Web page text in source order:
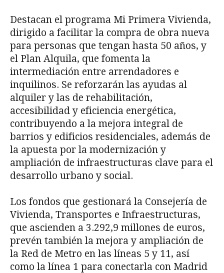
Destacan el programa Mi Primera Vivienda,
dirigido a facilitar la compra de obra nueva
para personas que tengan hasta 50 años, y
el Plan Alquila, que fomenta la
intermediación entre arrendadores e
inquilinos. Se reforzarán las ayudas al
alquiler y las de rehabilitación,
accesibilidad y eficiencia energética,
contribuyendo a la mejora integral de
barrios y edificios residenciales, además de
la apuesta por la modernización y
ampliación de infraestructuras clave para el
desarrollo urbano y social.
Los fondos que gestionará la Consejería de
Vivienda, Transportes e Infraestructuras,
que ascienden a 3.292,9 millones de euros,
prevén también la mejora y ampliación de
la Red de Metro en las líneas 5 y 11, así
como la línea 1 para conectarla con Madrid